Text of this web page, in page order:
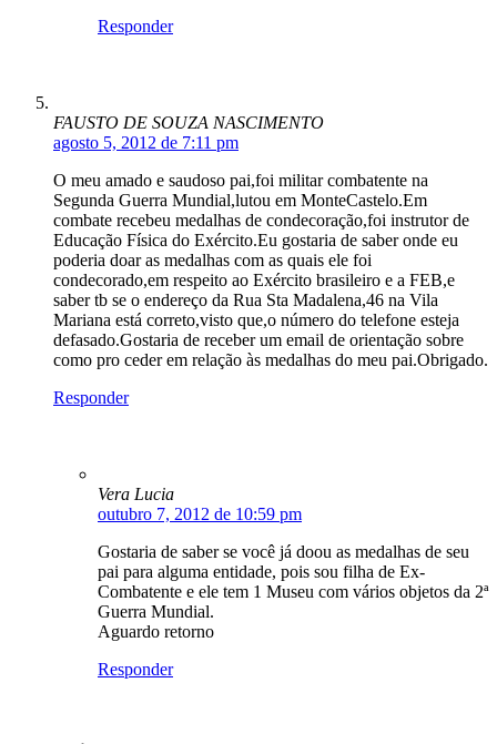
Responder
FAUSTO DE SOUZA NASCIMENTO
agosto 5, 2012 de 7:11 pm
O meu amado e saudoso pai,foi militar combatente na
Segunda Guerra Mundial,lutou em MonteCastelo.Em
combate recebeu medalhas de condecoração,foi instrutor de
Educação Física do Exército.Eu gostaria de saber onde eu
poderia doar as medalhas com as quais ele foi
condecorado,em respeito ao Exército brasileiro e a FEB,e
saber tb se o endereço da Rua Sta Madalena,46 na Vila
Mariana está correto,visto que,o número do telefone esteja
defasado.Gostaria de receber um email de orientação sobre
como pro ceder em relação às medalhas do meu pai.Obrigado.
Responder
Vera Lucia
outubro 7, 2012 de 10:59 pm
Gostaria de saber se você já doou as medalhas de seu
pai para alguma entidade, pois sou filha de Ex-
Combatente e ele tem 1 Museu com vários objetos da 2ª
Guerra Mundial.
Aguardo retorno
Responder